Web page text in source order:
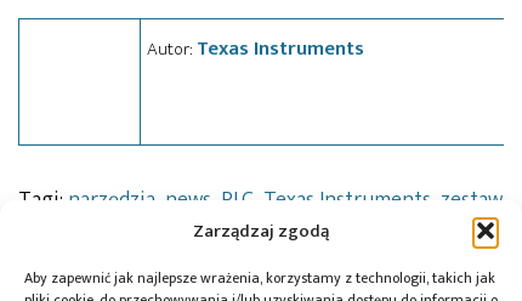
Zarządzaj zgodą
Aby zapewnić jak najlepsze wrażenia, korzystamy z technologii, takich jak
Autor: Texas Instruments
Tagi: narzędzia news PLC Texas Instruments zestaw